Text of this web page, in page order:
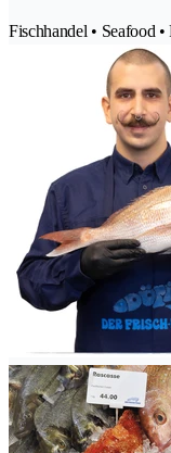
Fischhandel • Seafood